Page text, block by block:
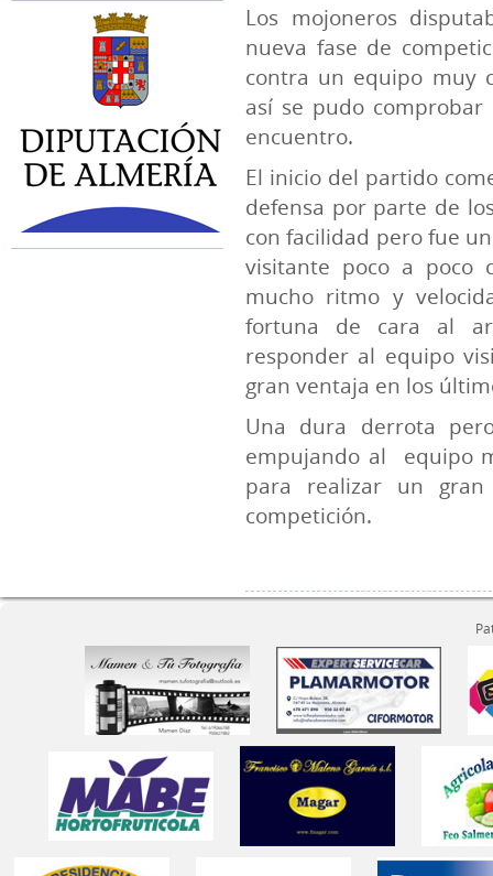
Los mojoneros
nueva fase de
contra un equipo muy
así se pudo
encuentro.
El inicio del partido
defensa por parte de
con facilidad pero fue
visitante poco a poco
mucho ritmo y
fortuna de cara al
responder al equipo
gran ventaja en los
Una dura derrota
empujando al
equipo
para realizar un
competición.